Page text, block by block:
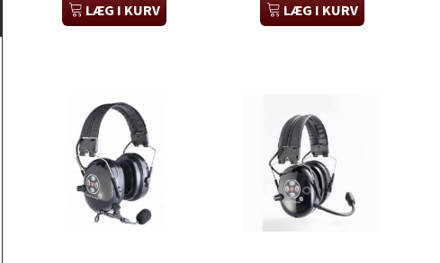
LÆG I KURV LÆG I KURV